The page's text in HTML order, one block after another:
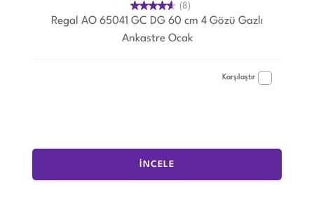
(8)
Regal AO 65041 GC DG 60 cm 4 Gözü Gazlı
Ankastre Ocak
Karşılaştır
İNCELE